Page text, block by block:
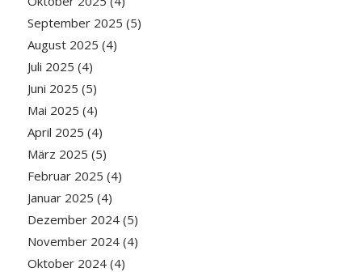
September 2025 (5)
August 2025 (4)
Juli 2025 (4)
Juni 2025 (5)
Mai 2025 (4)
April 2025 (4)
März 2025 (5)
Februar 2025 (4)
Januar 2025 (4)
Dezember 2024(5)
November 2024(4)
Oktober 2024(4)